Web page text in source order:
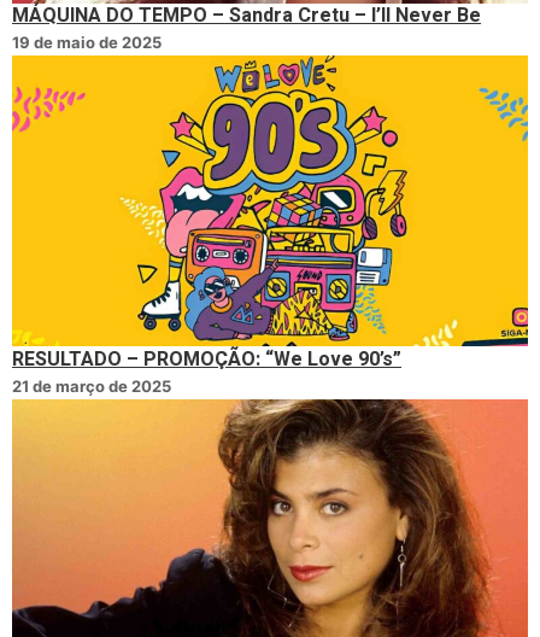
MÁQUINA DO TEMPO – Sandra Cretu – I’ll Never Be
19 de maio de 2025
RESULTADO – PROMOÇÃO: “We Love 90’s”
21 de março de 2025